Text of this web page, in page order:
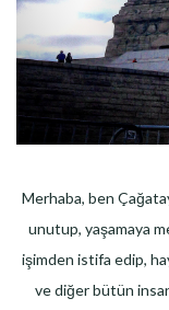
Merhaba, ben
unutup, yaşamaya
işimden istifa edip,
ve diğer bütün